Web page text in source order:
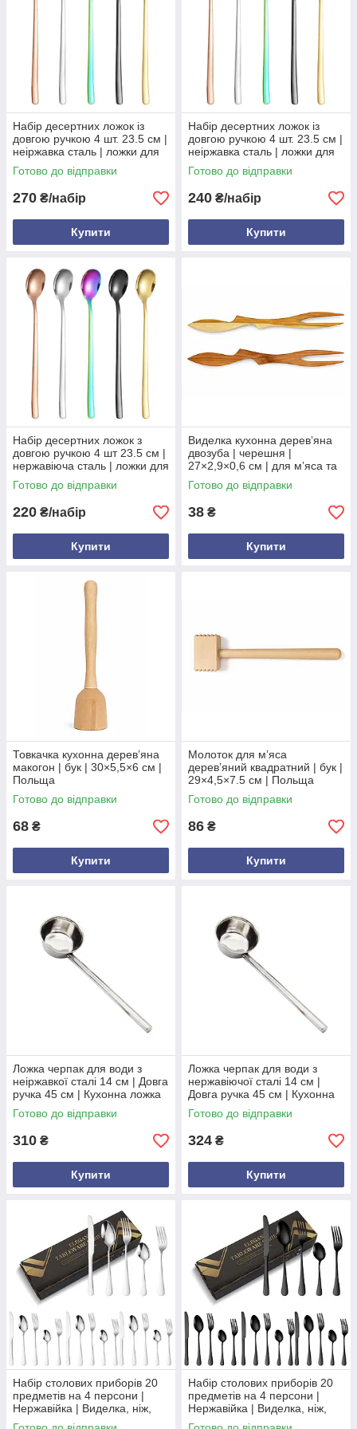
Набір десертних ложок із
довгою ручкою 4 шт. 23.5 см |
неіржавка сталь | ложки для
кави, чаю, десертів (срібло/
золото/чорні Чорни
Готово до відправки
270 ₴/набір
Купити
Набір десертних ложок із
довгою ручкою 4 шт. 23.5 см |
неіржавка сталь | ложки для
кави, чаю, десертів (срібло/
золото/чорні Золот
Готово до відправки
240 ₴/набір
Купити
Набір десертних ложок з
довгою ручкою 4 шт 23.5 см |
нержавіюча сталь | ложки для
кави, чаю, десертів (сріблясті
/ золоті / чорні)
Готово до відправки
220 ₴/набір
Купити
Виделка кухонна деревʼяна
двозуба | черешня |
27×2,9×0,6 см | для мʼяса та
продуктів
Готово до відправки
38 ₴
Купити
Товкачка кухонна деревʼяна
макогон | бук | 30×5,5×6 см |
Польща
Готово до відправки
68 ₴
Купити
Молоток для мʼяса
деревʼяний квадратний | бук |
29×4,5×7.5 см | Польща
Готово до відправки
86 ₴
Купити
Ложка черпак для води з
неіржавкої сталі 14 см | Довга
ручка 45 см | Кухонна ложка
12 см | Великий ополоник
300
Готово до відправки
310 ₴
Купити
Ложка черпак для води з
нержавіючої сталі 14 см |
Довга ручка 45 см | Кухонна
ложка 12 см | Великий
ополоник
Готово до відправки
324 ₴
Купити
Набір столових приборів 20
предметів на 4 персони |
Нержавійка | Виделка, ніж,
ложка, десертна, чайна
Набір столових приборів 20
предметів на 4 персони |
Нержавійка | Виделка, ніж,
ложка, десертна, чайна